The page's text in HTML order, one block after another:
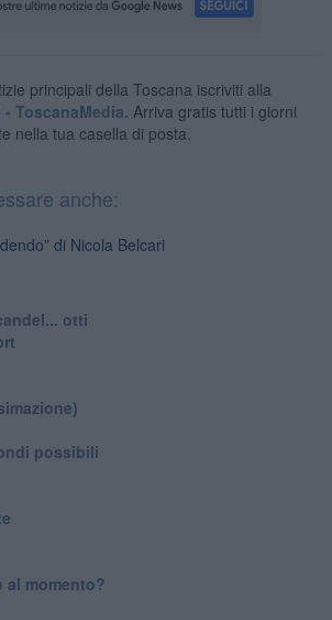
principali della Toscana iscriviti alla
ToscanaMedia. Arriva gratis tutti i giorni
nella tua casella di posta.
anche:
di Nicola Belcari
otti
possibili
al momento?